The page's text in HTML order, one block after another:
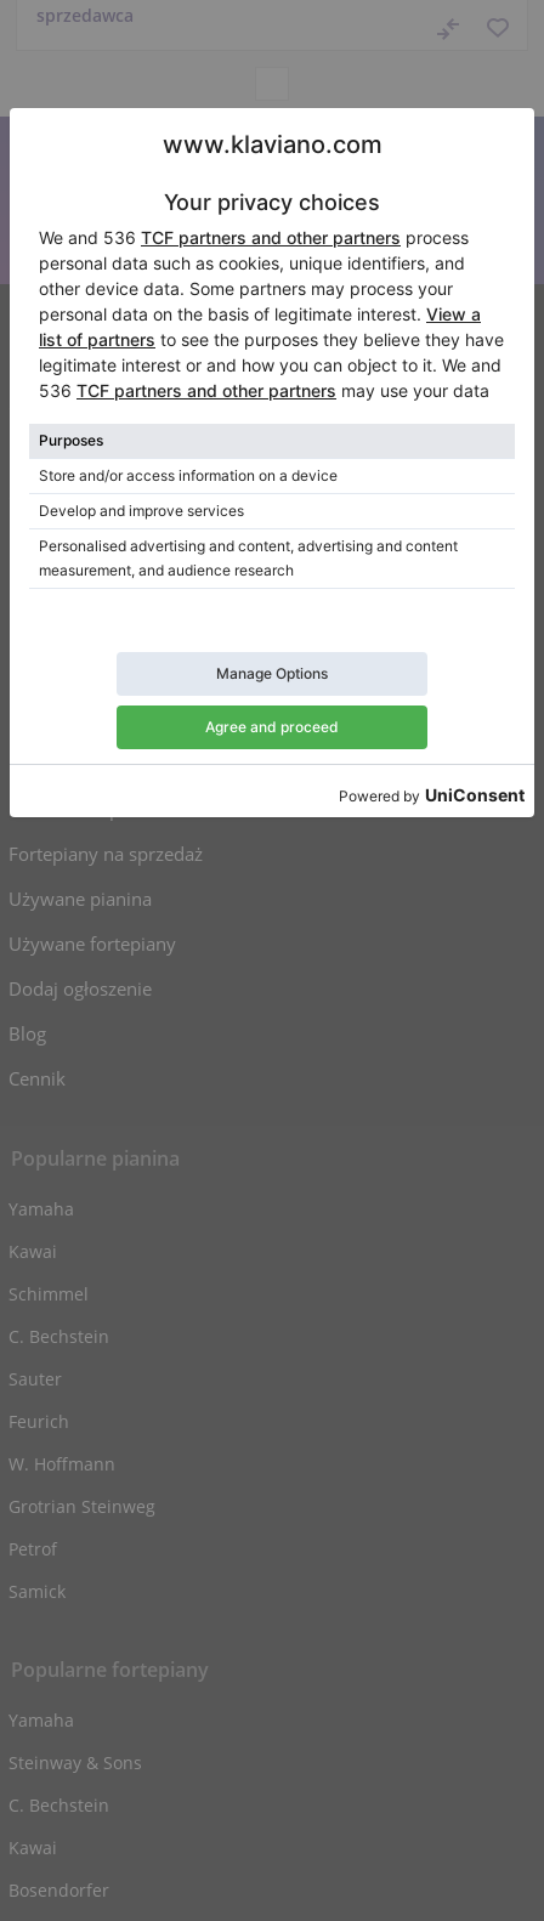
sprzedawca
Zapisz się do naszego newslettera
Klaviano
Częste pytania
Kontakt
O nas
Dodaj opinie
Regulamin
Ustawienia uzyskiwania zgody
Na skróty
Pianina na sprzedaż
Fortepiany na sprzedaż
Używane pianina
Używane fortepiany
Dodaj ogłoszenie
Blog
Cennik
Popularne pianina
Yamaha
Kawai
Schimmel
C. Bechstein
Sauter
Feurich
W. Hoffmann
Grotrian Steinweg
Petrof
Samick
Popularne fortepiany
Yamaha
Steinway & Sons
C. Bechstein
Kawai
Bosendorfer